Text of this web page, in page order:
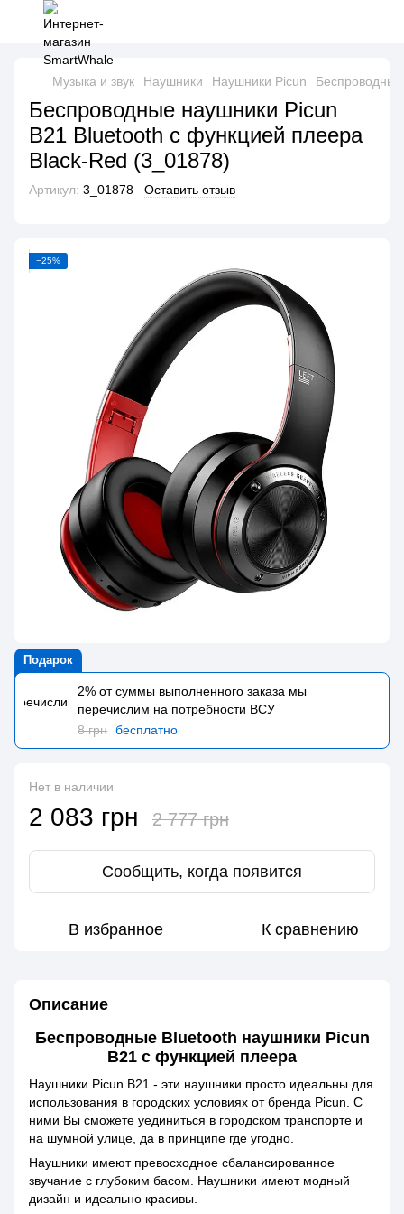
Музыка и звук Наушники Наушники Picun
Беспроводные наушники Picun
B21 Bluetooth с функцией плеера
Black-Red (3_01878)
Артикул: 3_01878 Оставить отзыв
−25%
Подарок
2% от суммы выполненного заказа мы
перечислим на потребности BCУ
8 грн бесплатно
Нет в наличии
2 083 грн 2 777 грн
Сообщить, когда появится
В избранное К сравнению
Описание
Беспроводные Bluetooth наушники Picun
B21 с функцией плеера
Наушники Picun B21 - эти наушники просто идеальны для
использования в городских условиях от бренда Picun. С
ними Вы сможете уединиться в городском транспорте и
на шумной улице, да в принципе где угодно.
Наушники имеют превосходное сбалансированное
звучание с глубоким басом. Наушники имеют модный
дизайн и идеально красивы.